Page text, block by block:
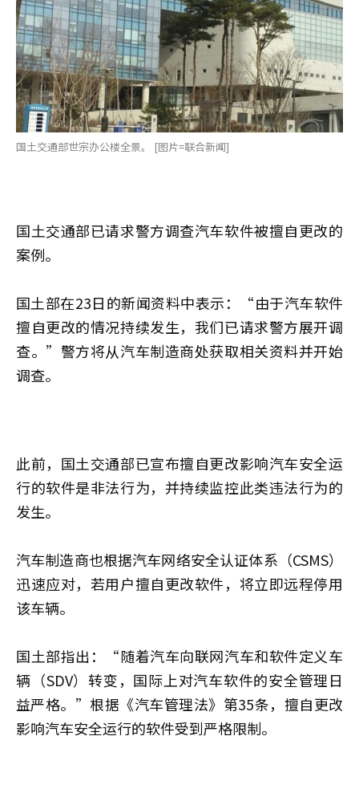
国土交通部世宗办公楼全景。 [图片=联合新闻]
国土交通部已请求警方调查汽车软件被擅自更改的
案例。
国土部在23日的新闻资料中表示：“由于汽车软件
擅自更改的情况持续发生，我们已请求警方展开调
查。”警方将从汽车制造商处获取相关资料并开始
调查。
此前，国土交通部已宣布擅自更改影响汽车安全运
行的软件是非法行为，并持续监控此类违法行为的
发生。
汽车制造商也根据汽车网络安全认证体系（CSMS）
迅速应对，若用户擅自更改软件，将立即远程停用
该车辆。
国土部指出：“随着汽车向联网汽车和软件定义车
辆（SDV）转变，国际上对汽车软件的安全管理日
益严格。”根据《汽车管理法》第35条，擅自更改
影响汽车安全运行的软件受到严格限制。